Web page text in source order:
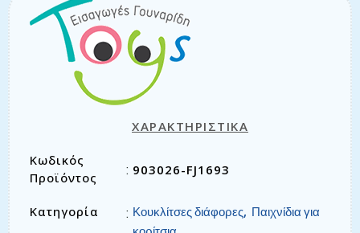
ΧΑΡΑΚΤΗΡΙΣΤΙΚΑ
Κωδικός
Προϊόντος
: 903026-FJ1693
Κατηγορία : Κουκλίτσες διάφορες,
Παιχνίδια για